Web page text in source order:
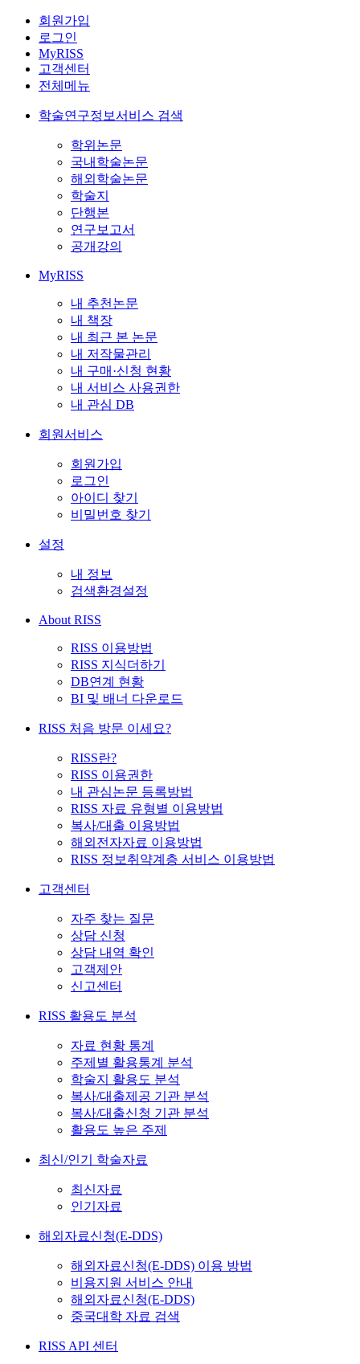
회원가입
로그인
MyRISS
고객센터
전체메뉴
학술연구정보서비스 검색
학위논문
국내학술논문
해외학술논문
학술지
단행본
연구보고서
공개강의
MyRISS
내 추천논문
내 책장
내 최근 본 논문
내 저작물관리
내 구매·신청 현황
내 서비스 사용권한
내 관심 DB
회원서비스
회원가입
로그인
아이디 찾기
비밀번호 찾기
설정
내 정보
검색환경설정
About RISS
RISS 이용방법
RISS 지식더하기
DB연계 현황
BI 및 배너 다운로드
RISS 처음 방문 이세요?
RISS란?
RISS 이용권한
내 관심논문 등록방법
RISS 자료 유형별 이용방법
복사/대출 이용방법
해외전자자료 이용방법
RISS 정보취약계층 서비스 이용방법
고객센터
자주 찾는 질문
상담 신청
상담 내역 확인
고객제안
신고센터
RISS 활용도 분석
자료 현황 통계
주제별 활용통계 분석
학술지 활용도 분석
복사/대출제공 기관 분석
복사/대출신청 기관 분석
활용도 높은 주제
최신/인기 학술자료
최신자료
인기자료
해외자료신청(E-DDS)
해외자료신청(E-DDS) 이용 방법
비용지원 서비스 안내
해외자료신청(E-DDS)
중국대학 자료 검색
RISS API 센터